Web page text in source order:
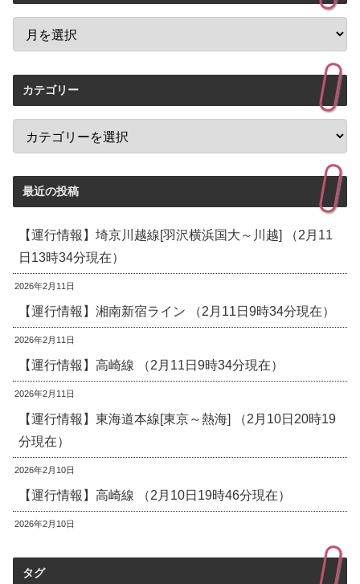
カテゴリー
最近の投稿
【運行情報】埼京川越線[羽沢横浜国大～川越] （2月11
日13時34分現在）
2026年2月11日
【運行情報】湘南新宿ライン （2月11日9時34分現在）
2026年2月11日
【運行情報】高崎線 （2月11日9時34分現在）
2026年2月11日
【運行情報】東海道本線[東京～熱海] （2月10日20時19
分現在）
2026年2月10日
【運行情報】高崎線 （2月10日19時46分現在）
2026年2月10日
タグ